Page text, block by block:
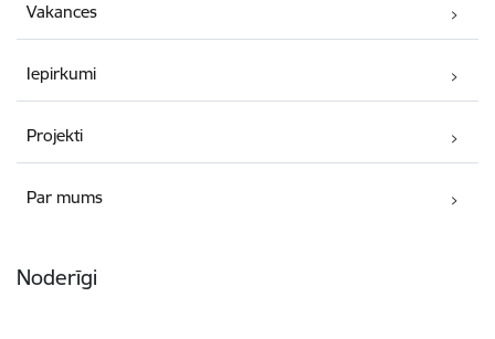
Vakances
Iepirkumi
Projekti
Par mums
Noderīgi